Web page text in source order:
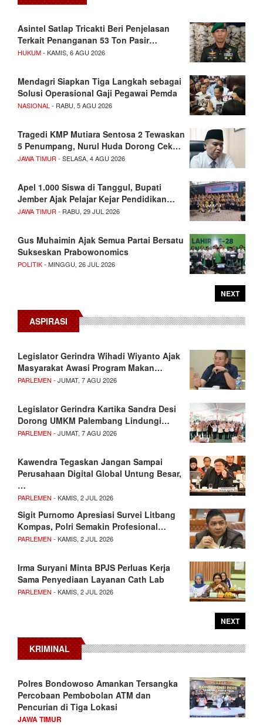
Asintel Satlap Tricakti Beri Penjelasan
Terkait Penanganan 53 Ton Pasir…
HUKUM- KAMIS, 6 AGU 2026
Mendagri Siapkan Tiga Langkah sebagai
Solusi Operasional Gaji Pegawai Pemda
NASIONAL - RABU, 5 AGU 2026
Tragedi KMP Mutiara Sentosa 2 Tewaskan
5 Penumpang, Nurul Huda Dorong Cek…
JAWA TIMUR - SELASA, 4 AGU 2026
Apel 1.000 Siswa di Tanggul, Bupati
Jember Ajak Pelajar Kejar Pendidikan…
JAWA TIMUR - RABU, 29 JUL 2026
Gus Muhaimin Ajak Semua Partai Bersatu
Sukseskan Prabowonomics
POLITIK- MINGGU, 26 JUL 2026
NEXT
ASPIRASI
Legislator Gerindra Wihadi Wiyanto Ajak
Masyarakat Awasi Program Makan…
PARLEMEN - JUMAT, 7 AGU 2026
Legislator Gerindra Kartika Sandra Desi
Dorong UMKM Palembang Lindungi…
PARLEMEN - JUMAT, 7 AGU 2026
Kawendra Tegaskan Jangan Sampai
Perusahaan Digital Global Untung Besar,
…
PARLEMEN - KAMIS, 2 JUL 2026
Sigit Purnomo Apresiasi Survei Litbang
Kompas, Polri Semakin Profesional…
PARLEMEN - KAMIS, 2 JUL 2026
Irma Suryani Minta BPJS Perluas Kerja
Sama Penyediaan Layanan Cath Lab
PARLEMEN - KAMIS, 2 JUL 2026
NEXT
KRIMINAL
Polres Bondowoso Amankan Tersangka
Percobaan Pembobolan ATM dan
Pencurian di Tiga Lokasi
JAWA TIMUR